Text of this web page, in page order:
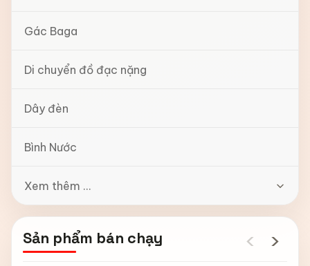
Gác Baga
Di chuyển đồ đạc nặng
Dây đèn
Bình Nước
Xem thêm ...
Sản phẩm bán chạy ‹ ›